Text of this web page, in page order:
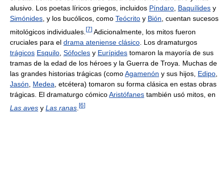
alusivo. Los poetas líricos griegos, incluidos Píndaro, Baquílides y
Simónides, y los bucólicos, como Teócrito y Bión, cuentan sucesos
mitológicos individuales. [7] Adicionalmente, los mitos fueron
cruciales para el drama ateniense clásico . Los dramaturgos
trágicos Esquilo Sófocles y Eurípides tomaron la mayoría de sus
tramas de la edad de los héroes y la Guerra de Troya. Muchas de
las grandes historias trágicas (comoAgamenón y sus hijos, Edipo
Jasón
Medea , etcétera) tomaron su forma clásica en estas obras
trágicas. El dramaturgo cómicoAristófanes también usó mitos, en
Las aves y Las ranas [6]